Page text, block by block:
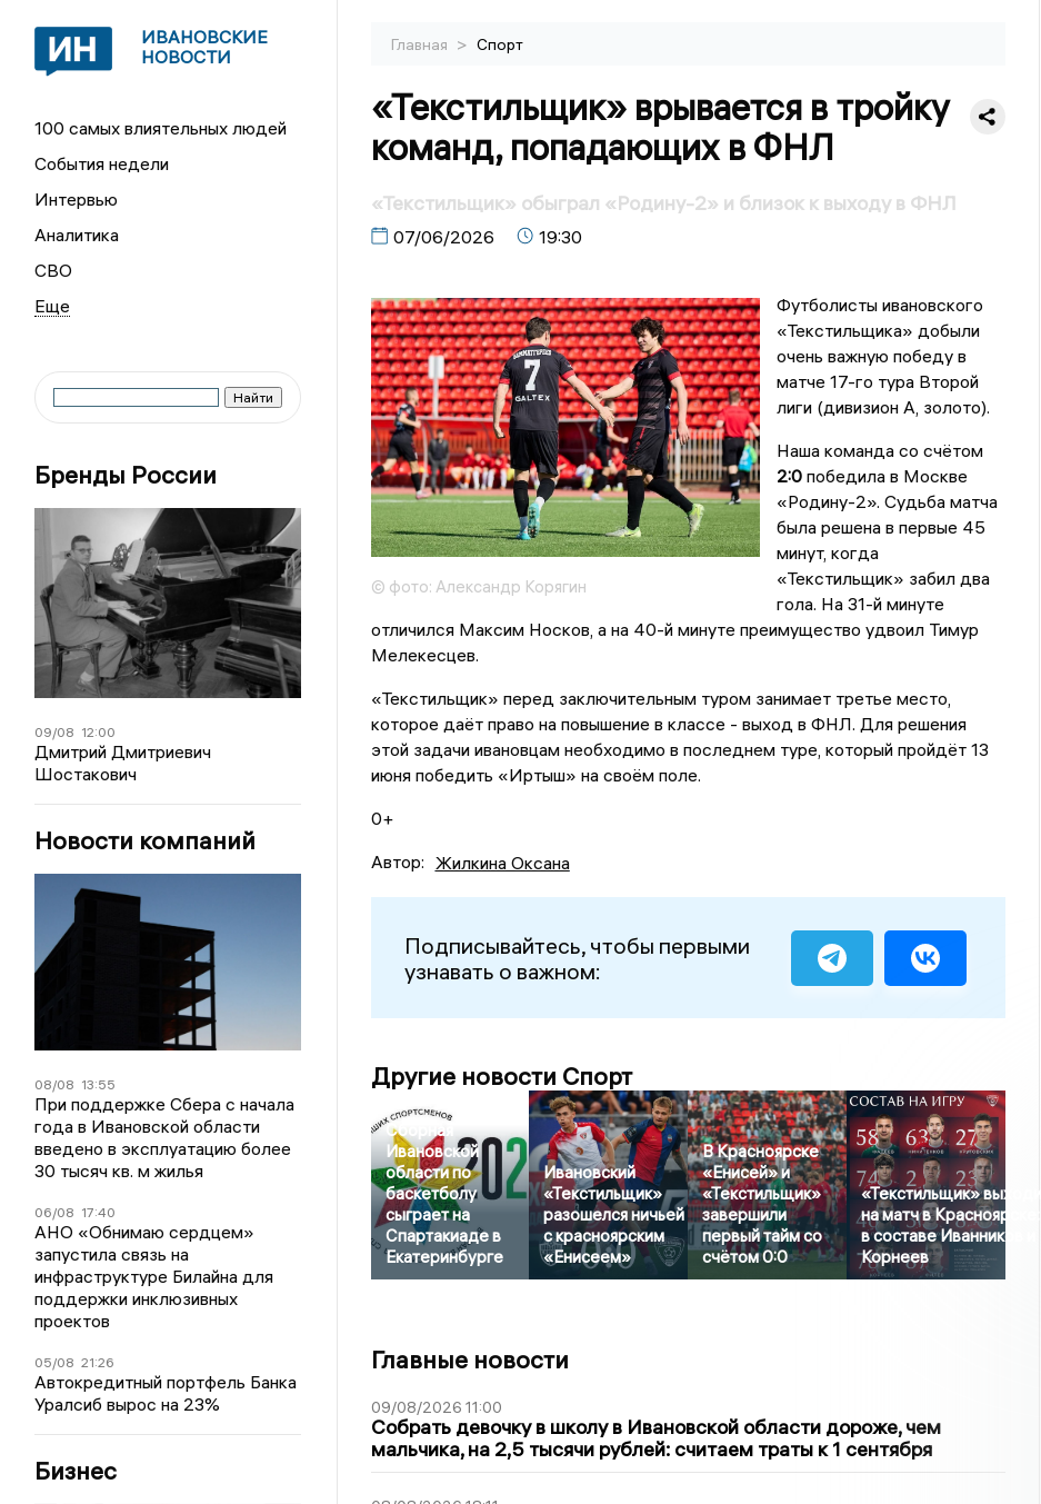
ИВАНОВСКИЕ
НОВОСТИ
100 самых влиятельных людей
События недели
Интервью
Аналитика
СВО
Бренды России
09/08 12:00
Дмитрий Дмитриевич
Шостакович
Новости компаний
08/08 13:55
При поддержке Сбера с начала
года в Ивановской области
введено в эксплуатацию более
30 тысяч кв. м жилья
06/08 17:40
АНО «Обнимаю сердцем»
запустила связь на
инфраструктуре Билайна для
поддержки инклюзивных
проектов
05/08 21:26
Автокредитный портфель Банка
Уралсиб вырос на 23%
Бизнес
Главная > Спорт
«Текстильщик» врывается в тройку
команд, попадающих в ФНЛ
«Текстильщик» обыграл «Родину-2» и близок к выходу в ФНЛ
07/06/2026 19:30
© фото: Александр Корягин
Футболисты ивановского
«Текстильщика» добыли
очень важную победу в
матче 17-го тура Второй
лиги (дивизион А, золото).
Наша команда со счётом
2:0победила в Москве
«Родину-2». Судьба матча
была решена в первые 45
минут, когда
«Текстильщик» забил два
гола. На 31-й минуте
отличился Максим Носков, а на 40-й минуте преимущество удвоил Тимур
Мелекесцев.
«Текстильщик» перед заключительным туром занимает третье место,
которое даёт право на повышение в классе - выход в ФНЛ. Для решения
этой задачи ивановцам необходимо в последнем туре, который пройдёт 13
июня победить «Иртыш» на своём поле.
0+
Автор: Жилкина Оксана
Подписывайтесь, чтобы первыми
узнавать о важном:
Другие новости Спорт
Сборная
Ивановской
области по
баскетболу
сыграет на
Спартакиаде в
Екатеринбурге
Ивановский
«Текстильщик»
разошелся ничьей
с красноярским
«Енисеем»
В Красноярске
«Енисей» и
«Текстильщик»
завершили
первый тайм со
счётом 0:0
«Текстильщик» выходит
на матч в Красноярске:
в составе Иванников и
Корнеев
Главные новости
09/08/2026 11:00
Собрать девочку в школу в Ивановской области дороже, чем
мальчика, на 2,5 тысячи рублей: считаем траты к 1 сентября